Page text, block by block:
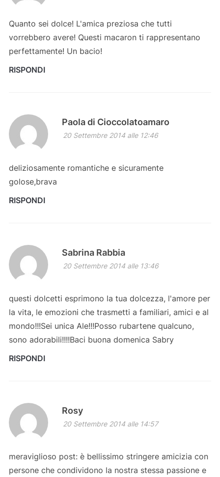
Quanto sei dolce! L'amica preziosa che tutti
vorrebbero avere! Questi macaron ti rappresentano
perfettamente! Un bacio!
RISPONDI
Paola di Cioccolatoamaro
20 Settembre 2014 alle 12:46
deliziosamente romantiche e sicuramente
golose,brava
RISPONDI
Sabrina Rabbia
20 Settembre 2014 alle 13:46
questi dolcetti esprimono la tua dolcezza, l'amore per
la vita, le emozioni che trasmetti a familiari, amici e al
mondo!!!Sei unica Ale!!!Posso rubartene qualcuno,
sono adorabili!!!!Baci buona domenica Sabry
RISPONDI
Rosy
20 Settembre 2014 alle 14:57
meraviglioso post: è bellissimo stringere amicizia con
persone che condividono la nostra stessa passione e